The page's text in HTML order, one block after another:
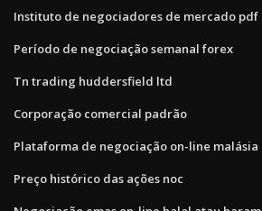
Instituto de negociadores de mercado pdf
Período de negociação semanal forex
Tn trading huddersfield ltd
Corporação comercial padrão
Plataforma de negociação on-line malásia
Preço histórico das ações noc